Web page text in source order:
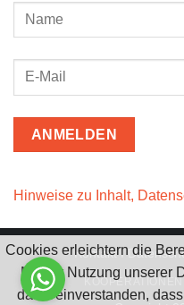
Hinweise zu Inhalt,
KontaktI
Cookies erleichtern die
Mit der Nutzung unserer
damit einverstanden,